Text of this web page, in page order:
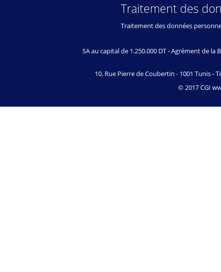
Traitement des
Traitement des données
SA au capital de 1.250.000 DT - Agrément de la
10, Rue Pierre de Coubertin - 1001 Tunis -
© 2017 CGI